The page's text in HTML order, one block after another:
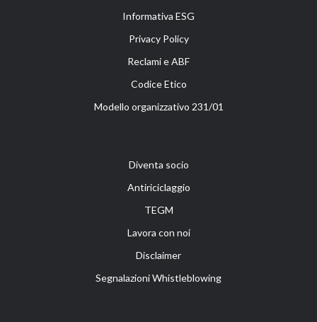
Informativa ESG
Privacy Policy
Reclami e ABF
Codice Etico
Modello organizzativo 231/01
Diventa socio
Antiriciclaggio
TEGM
Lavora con noi
Disclaimer
Segnalazioni Whistleblowing